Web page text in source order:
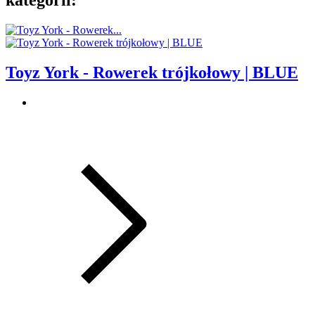
Toyz York - Rowerek trójkołowy | BLUE